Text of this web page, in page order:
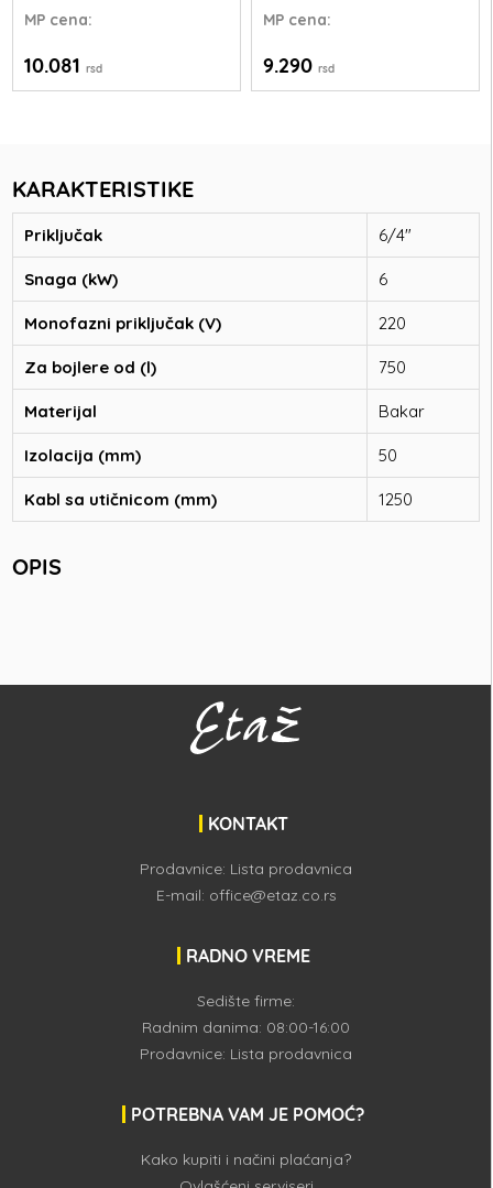
MP cena:
10.081rsd
MPcena:
9.290 rsd
KARAKTERISTIKE
Priključak 6/4"
Snaga (kW) 6
Monofazni priključak (V) 220
Za bojlere od (l) 750
Materijal Bakar
Izolacija (mm) 50
Kabl sa utičnicom (mm) 1250
OPIS
KONTAKT
Prodavnice: Lista prodavnica
E-mail: office@etaz.co.rs
RADNO VREME
Sedište firme:
Radnim danima: 08:00-16:00
Prodavnice: Lista prodavnica
POTREBNA VAM JE POMOĆ?
Kako kupiti i načini plaćanja?